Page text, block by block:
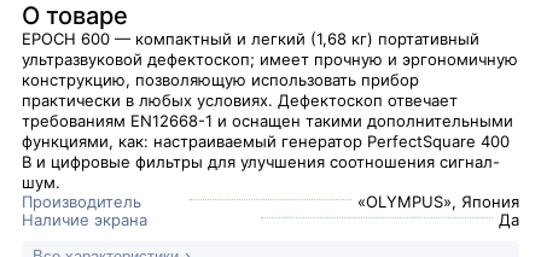
О товаре
EPOCH 600 — компактный и легкий (1,68 кг) портативный
ультразвуковой дефектоскоп; имеет прочную и эргономичную
конструкцию, позволяющую исполь­зовать прибор
практически в любых условиях. Дефектоскоп отвечает
требованиям EN12668-1 и оснащен такими дополнительными
функциями, как: настраиваемый генератор PerfectSquare 400
В и цифровые фильтры для улучшения соотношения сигнал-
шум.
Производитель
«OLYMPUS», Япония
Наличие экрана
Да